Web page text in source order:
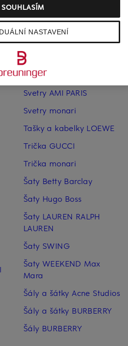
Sluneční brýle CELINE
Sluneční brýle CHANEL
Svetry AMI PARIS
Svetry monari
Tašky a kabelky LOEWE
Trička GUCCI
Trička monari
Šaty Betty Barclay
Šaty Hugo Boss
Šaty LAUREN RALPH
LAUREN
Šaty SWING
Šaty WEEKEND Max
Mara
Šály a šátky Acne Studios
Šály a šátky BURBERRY
Šály BURBERRY
NASTAVENÍ
SOUHLASÍM